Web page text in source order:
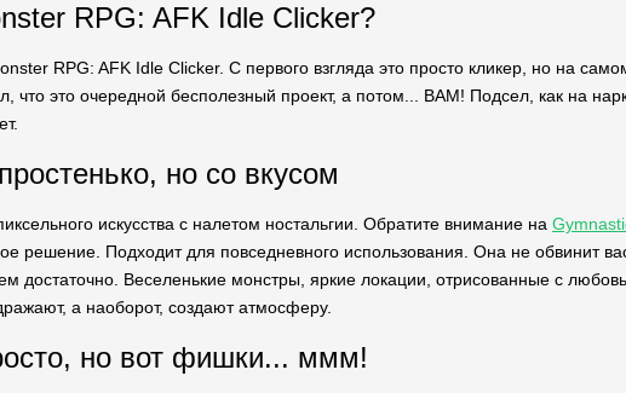
RPG: AFK Idle Clicker?
RPG: AFK Idle Clicker. С первого взгляда это просто кликер, но на
это очередной бесполезный проект, а потом... BAM! Подсел, как на
но со вкусом
искусства с налетом ностальгии. Обратите внимание на
решение. Подходит для повседневного использования. Она не обвинит
достаточно. Веселенькие монстры, яркие локации, отрисованные с
а наоборот, создают атмосферу.
но вот фишки... ммм!